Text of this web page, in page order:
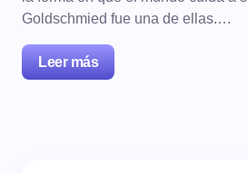
Goldschmied fue una de ellas.…
Leer más